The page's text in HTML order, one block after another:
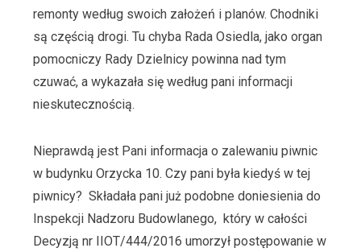
remonty według swoich założeń i planów. Chodniki
są częścią drogi. Tu chyba Rada Osiedla, jako organ
pomocniczy Rady Dzielnicy powinna nad tym
czuwać, a wykazała się według pani informacji
nieskutecznością.
Nieprawdą jest Pani informacja o zalewaniu piwnic
w budynku Orzycka 10. Czy pani była kiedyś w tej
piwnicy? Składała pani już podobne doniesienia do
Inspekcji Nadzoru Budowlanego, który w całości
Decyzją nr IIOT/444/2016 umorzył postępowanie w